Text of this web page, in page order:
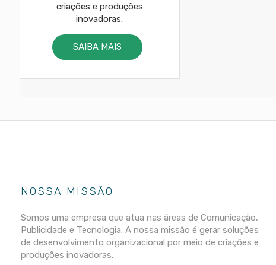
criações e produções
inovadoras.
SAIBA MAIS
NOSSA MISSÃO
Somos uma empresa que atua nas áreas de Comunicação,
Publicidade e Tecnologia. A nossa missão é gerar soluções
de desenvolvimento organizacional por meio de criações e
produções inovadoras.